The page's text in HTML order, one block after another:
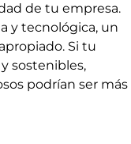
de tu empresa.
y tecnológica, un
Si tu
sostenibles,
podrían ser más